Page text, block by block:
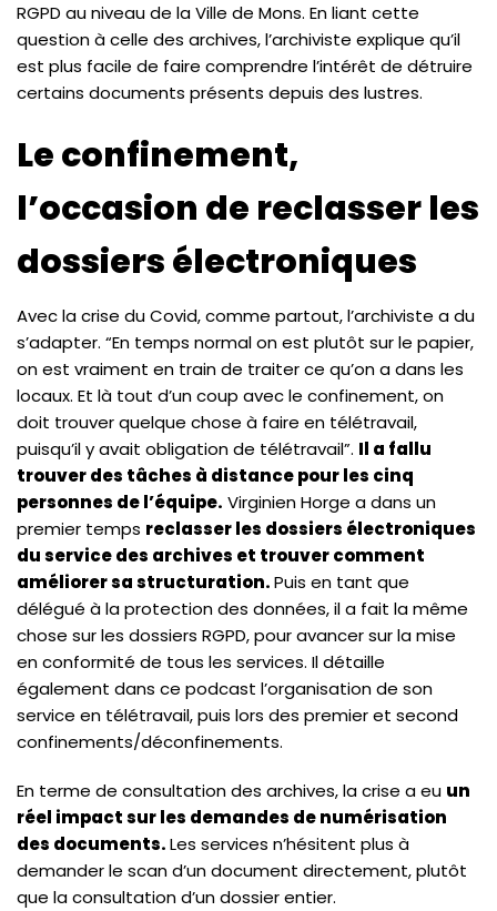
RGPD au niveau de la Ville de Mons. En liant cette
question à celle des archives, l’archiviste explique qu’il
est plus facile de faire comprendre l’intérêt de détruire
certains documents présents depuis des lustres.
Le confinement,
l’occasion de reclasser les
dossiers électroniques
Avec la crise du Covid, comme partout, l’archiviste a du
s’adapter. “En temps normal on est plutôt sur le papier,
on est vraiment en train de traiter ce qu’on a dans les
locaux. Et là tout d’un coup avec le confinement, on
doit trouver quelque chose à faire en télétravail,
puisqu’il y avait obligation de télétravail”. Il a fallu
trouver des tâches à distance pour les cinq
personnes de l’équipe. Virginien Horge a dans un
premier temps reclasser les dossiers électroniques
du service des archives et trouver comment
améliorer sa structuration.Puis en tant que
délégué à la protection des données, il a fait la même
chose sur les dossiers RGPD, pour avancer sur la mise
en conformité de tous les services. Il détaille
également dans ce podcast l’organisation de son
service en télétravail, puis lors des premier et second
confinements/déconfinements.
En terme de consultation des archives, la crise a eu un
réel impact sur les demandes de numérisation
des documents.Les services n’hésitent plus à
demander le scan d’un document directement, plutôt
que la consultation d’un dossier entier.